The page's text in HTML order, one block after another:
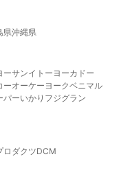
県沖縄県
ーサンイトーヨーカドー
ーオーケー ヨークベニマル
パーいかり フジグラン
ロダクツDCM